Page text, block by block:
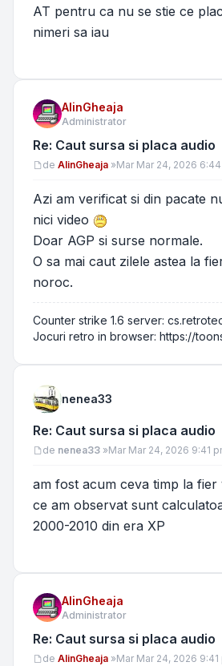
AT pentru ca nu se stie ce
nimeri sa iau
AlinGheaja
Administrator
Re: Caut sursa si placa audio
Mesaj
de AlinGheaja »Mar Mar 24, 2026
Azi am verificat si din pacate
nici video
Doar AGP si surse normale.
O sa mai caut zilele astea la
noroc.
Counter strike 1.6 server:
Jocuri retro in browser: https://
nenea33
Re: Caut sursa si placa audio
Mesaj
de nenea33 »Mar Mar 24, 2026 9:41
am fost acum ceva timp la fier
ce am observat sunt
2000-2010 din era XP
AlinGheaja
Administrator
Re: Caut sursa si placa audio
Mesaj
de AlinGheaja »Mar Mar 24, 2026 9:41